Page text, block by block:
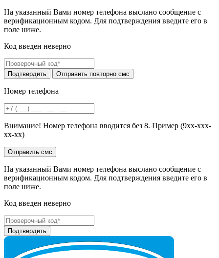
На указанный Вами номер телефона выслано сообщение с
верификационным кодом. Для подтверждения введите его в
поле ниже.
Код введен неверно
Номер телефона
Внимание! Номер телефона вводится без 8. Пример (9хх-ххх-
хх-хх)
На указанный Вами номер телефона выслано сообщение с
верификационным кодом. Для подтверждения введите его в
поле ниже.
Код введен неверно